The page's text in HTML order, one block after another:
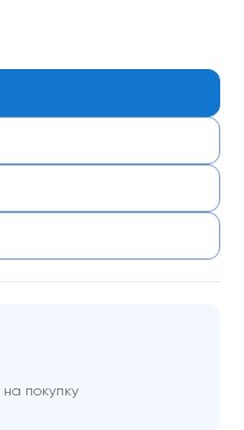
на покупку